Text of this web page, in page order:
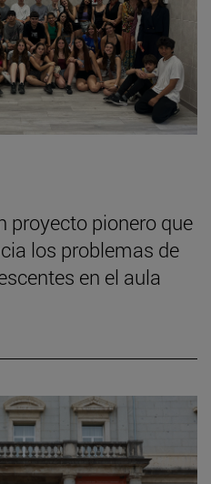
proyecto pionero que
los problemas de
en el aula